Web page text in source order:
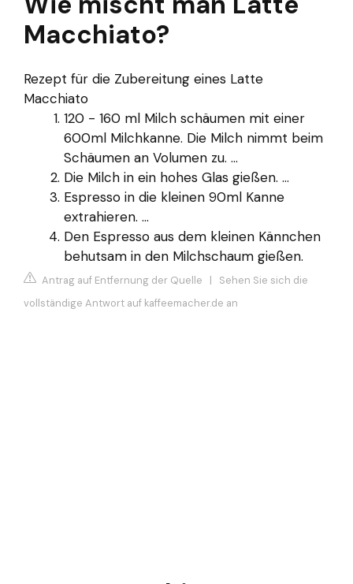
Macchiato?
Rezept für die Zubereitung eines Latte
Macchiato
120 - 160 ml Milch schäumen mit einer
600ml Milchkanne. Die Milch nimmt beim
Schäumen an Volumen zu. ...
Die Milch in ein hohes Glas gießen. ...
Espresso in die kleinen 90ml Kanne
extrahieren. ...
Den Espresso aus dem kleinen Kännchen
behutsam in den Milchschaum gießen.
Antrag auf Entfernung der Quelle | Sehen Sie sich die
vollständige Antwort auf kaffeemacher.de an